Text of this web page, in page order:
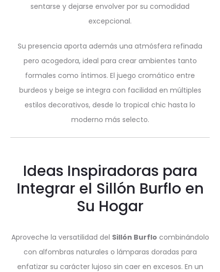
sentarse y dejarse envolver por su comodidad
excepcional.
Su presencia aporta además una atmósfera refinada
pero acogedora, ideal para crear ambientes tanto
formales como íntimos. El juego cromático entre
burdeos y beige se integra con facilidad en múltiples
estilos decorativos, desde lo tropical chic hasta lo
moderno más selecto.
Ideas Inspiradoras para
Integrar el Sillón Burflo en
Su Hogar
Aproveche la versatilidad del Sillón Burflo combinándolo
con alfombras naturales o lámparas doradas para
enfatizar su carácter lujoso sin caer en excesos. En un